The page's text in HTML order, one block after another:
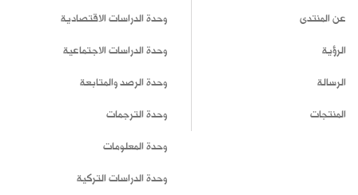
عن المنتدى
الرؤية
الرسالة
المنتجات
وحدة الدراسات الاقتصادية
وحدة الدراسات الاجتماعية
وحدة الرصد والمتابعة
وحدة الترجمات
وحدة المعلومات
وحدة الدراسات التركية